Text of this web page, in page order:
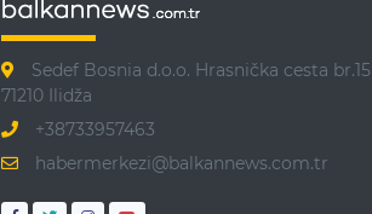
Sedef Bosnia d.o.o. Hrasnička cesta br.15
71210 Ilidža
+38733957463
habermerkezi@balkannews.com.tr